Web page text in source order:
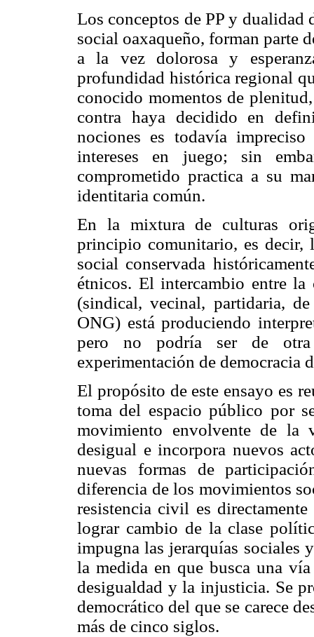
Los conceptos de PP y dualidad
social oaxaqueño, forman parte
a la vez dolorosa y
profundidad histórica regional
conocido momentos de
contra haya decidido en
nociones es todavía
intereses en juego; sin
comprometido practica a su
identitaria común.
En la mixtura de culturas
principio comunitario, es decir,
social conservada
étnicos. El intercambio entre la
(sindical, vecinal, partidaria,
ONG) está produciendo
pero no podría ser de
experimentación de democracia
El propósito de este ensayo es
toma del espacio público por
movimiento envolvente de la
desigual e incorpora nuevos
nuevas formas de
diferencia de los movimientos
resistencia civil es
lograr cambio de la clase
impugna las jerarquías sociales
la medida en que busca una
desigualdad y la injusticia. Se
democrático del que se carece
más de cinco siglos.